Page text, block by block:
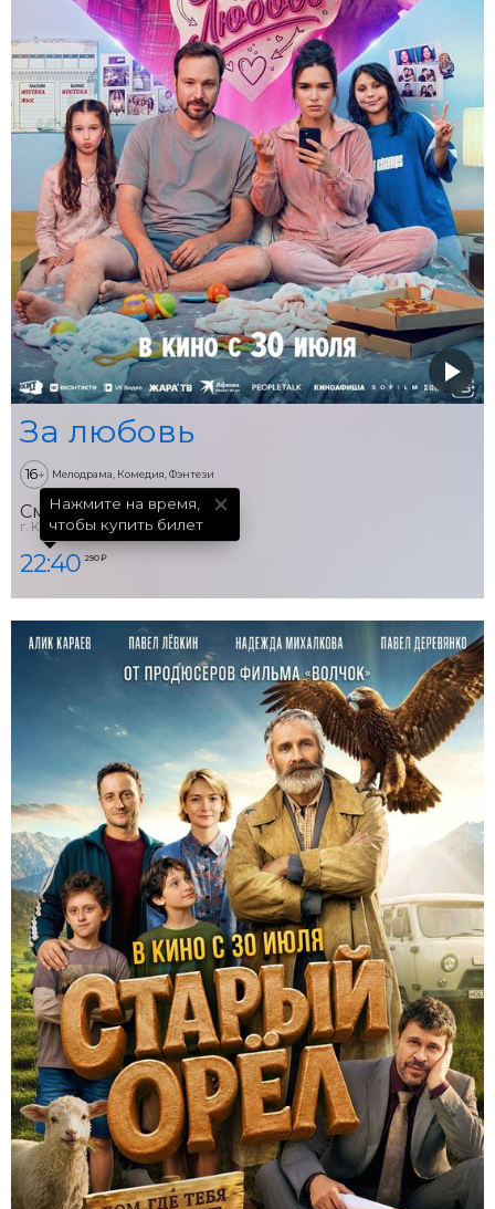
За любовь
16+ Мелодрама, Комедия, Фэнтези
Смена
г. Киров, ул. Спасская, д. 34
22:40 290 ₽
Нажмите на время,
чтобы купить билет